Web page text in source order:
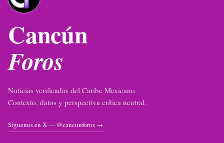
Cancún
Foros
Noticias verificadas del Caribe Mexicano.
Contexto, datos y perspectiva crítica neutral.
Síguenos en X — @cancunforos →